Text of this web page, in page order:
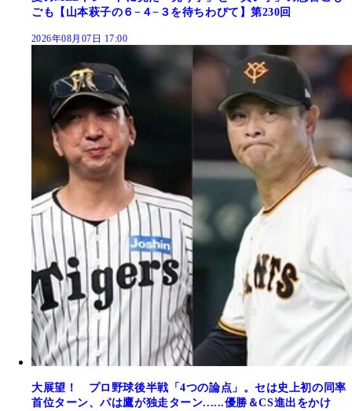
ごも【山本萩子の６−４−３を待ちわびて】第230回
2026年08月07日 17:00
大展望！ プロ野球後半戦「4つの論点」。セは史上初の同率
首位ターン、パは鷹が独走ターン......優勝＆CS進出をかけ